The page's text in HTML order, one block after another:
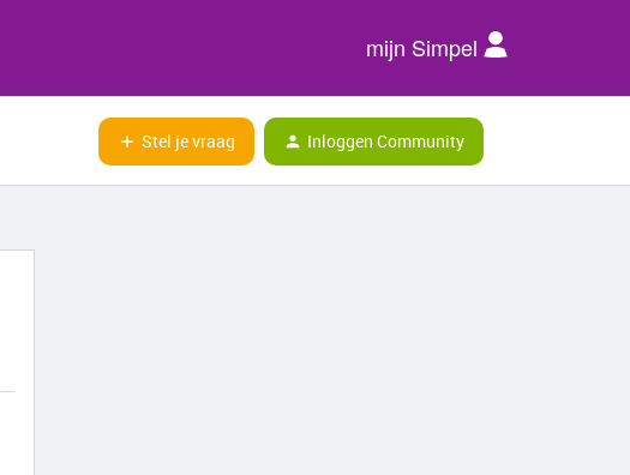
mijn Simpel
Stel je vraag Inloggen Community